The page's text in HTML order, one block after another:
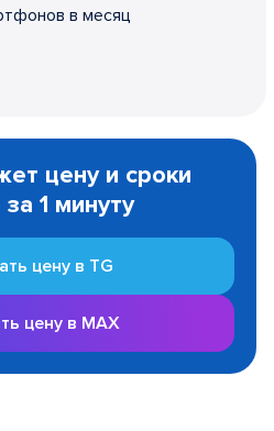
в месяц
цену и сроки
1 минуту
цену в TG
цену в MAX